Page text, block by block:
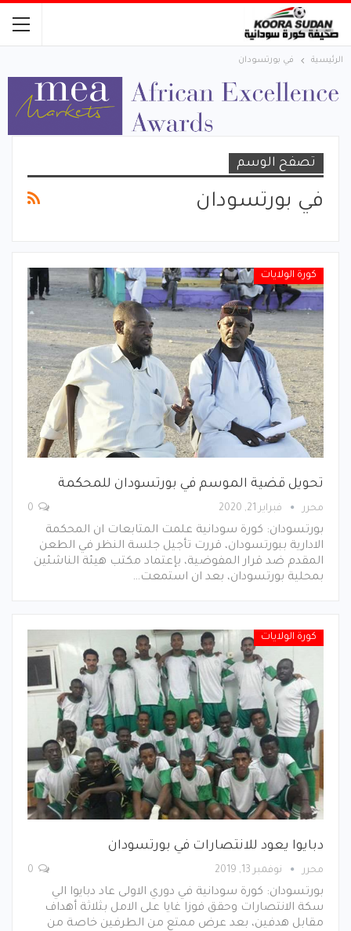
الرئيسية في بورتسودان
تصفح الوسم
في بورتسودان
كورة الولايات
تحويل قضية الموسم في بورتسودان للمحكمة
محرر فبراير 21, 2020
بورتسودان: كورة سودانية علمت المتابعات ان المحكمة
الادارية ببورتسودان، قررت تأجيل جلسة النظر في الطعن
المقدم ضد قرار المفوضية، بإعتماد مكتب هيئة الناشئين
بمحلية بورتسودان، بعد ان استمعت…
كورة الولايات
دبايوا يعود للانتصارات في بورتسودان
محرر نوفمبر 13, 2019
بورتسودان: كورة سودانية في دوري الاولى عاد دبايوا الي
سكة الانتصارات وحقق فوزا غايا على الامل بثلاثة أهداف
مقابل هدفين، بعد عرض ممتع من الطرفين خاصة من